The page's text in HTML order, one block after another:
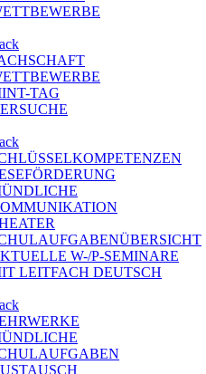
TAG
W-/P-SEMINARE
LEITFACH DEUTSCH